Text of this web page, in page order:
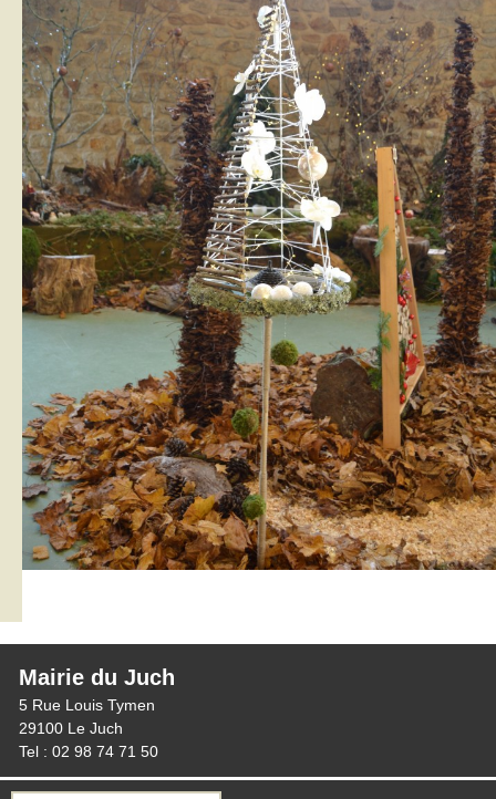
Mairie du Juch
5 Rue Louis Tymen
29100 Le Juch
Tel : 02 98 74 71 50